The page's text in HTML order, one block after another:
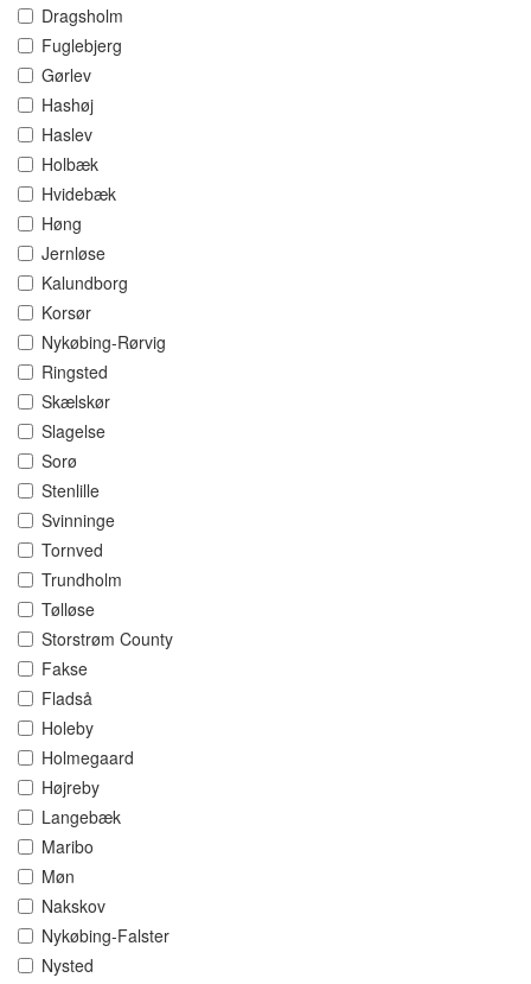
Dragsholm
Fuglebjerg
Gørlev
Hashøj
Haslev
Holbæk
Hvidebæk
Høng
Jernløse
Kalundborg
Korsør
Nykøbing-Rørvig
Ringsted
Skælskør
Slagelse
Sorø
Stenlille
Svinninge
Tornved
Trundholm
Tølløse
Storstrøm County
Fakse
Fladså
Holeby
Holmegaard
Højreby
Langebæk
Maribo
Møn
Nakskov
Nykøbing-Falster
Nysted